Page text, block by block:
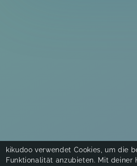
kikudoo verwendet Cookies, um die
Funktionalität anzubieten. Mit deiner